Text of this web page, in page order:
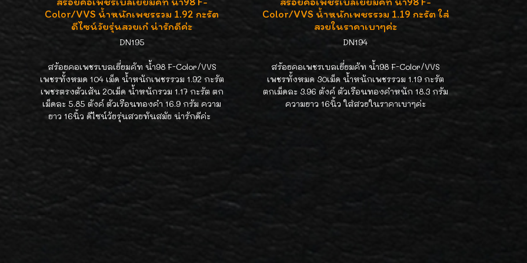
Color/VVS น้ำหนักเพชรรวม 1.92 กะรัต
ดีไซน์วัยรุ่นสวยเก๋ น่ารักดีค่ะ
DN195
สร้อยคอเพชรเบลเยี่ยมคัท น้ำ98 F-Color/VVS
เพชรทั้งหมด 104 เม็ด น้ำหนักเพชรรวม 1.92 กะรัต
เพชรตรงตัวเส้น 20เม็ด น้ำหนักรวม 1.17 กะรัต ตก
เม็ดละ 5.85 ตังค์ ตัวเรือนทองคำ 16.9 กรัม ความ
ยาว 16นิ้ว ดีไซน์วัยรุ่นสวยทันสมัย น่ารักดีค่ะ
Color/VVS น้ำหนักเพชรรวม 1.19 กะรัต ใส่
สวยในราคาเบาๆค่ะ
DN194
สร้อยคอเพชรเบลเยี่ยมคัท น้ำ98 F-Color/VVS
เพชรทั้งหมด 30เม็ด น้ำหนักเพชรรวม 1.19 กะรัต
ตกเม็ดละ 3.96 ตังค์ ตัวเรือนทองคำหนัก 18.3 กรัม
ความยาว 16นิ้ว ใส่สวยในราคาเบาๆค่ะ